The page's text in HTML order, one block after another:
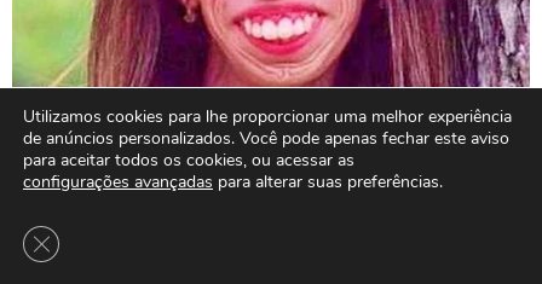
Utilizamos cookies para lhe proporcionar uma melhor experiência
de anúncios personalizados. Você pode apenas fechar este aviso
para aceitar todos os cookies, ou acessar as
configurações avançadas para alterar suas preferências.
Close GDPR Cookie Banner